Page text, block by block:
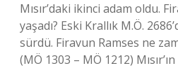
Mısır’daki ikinci adam oldu.
yaşadı? Eski Krallık M.Ö.
sürdü. Firavun Ramses ne
(MÖ 1303 – MÖ 1212)